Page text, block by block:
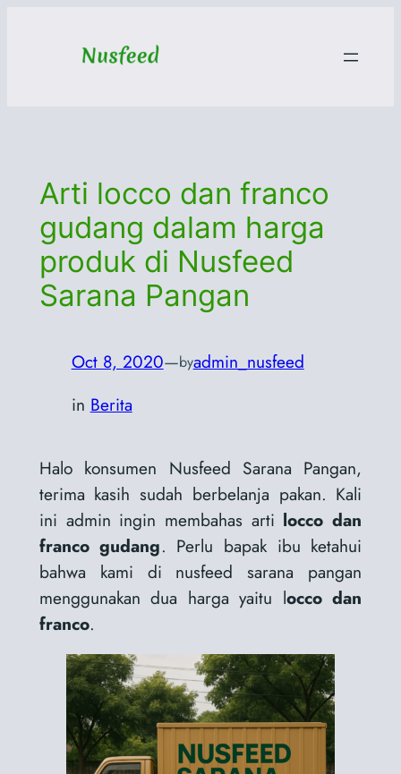
Arti locco dan franco
gudang dalam harga
produk di Nusfeed
Sarana Pangan
Oct 8, 2020—byadmin_nusfeed
in Berita
Halo konsumen Nusfeed Sarana Pangan,
terima kasih sudah berbelanja pakan. Kali
ini admin ingin membahas arti locco dan
franco gudang. Perlu bapak ibu ketahui
bahwa kami di nusfeed sarana pangan
menggunakan dua harga yaitu locco dan
franco.